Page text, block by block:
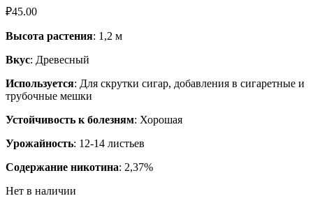
₽45.00
Высота растения: 1,2 м
Вкус: Древесный
Используется: Для скрутки сигар, добавления в сигаретные и
трубочные мешки
Устойчивость к болезням: Хорошая
Урожайность: 12-14 листьев
Содержание никотина: 2,37%
Нет в наличии